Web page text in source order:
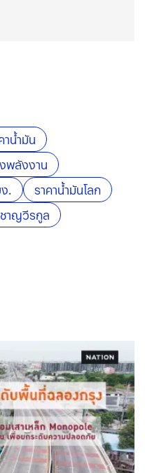
าน้ำมัน
พลังงาน
.
ราคาน้ำมันโลก
าญวีรกูล